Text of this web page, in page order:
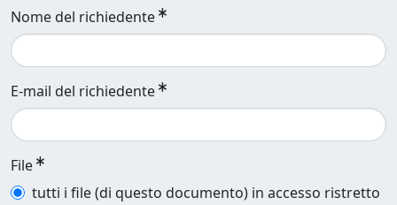
Nome del richiedente
E-mail del richiedente
File
tutti i file (di questo documento) in accesso ristretto